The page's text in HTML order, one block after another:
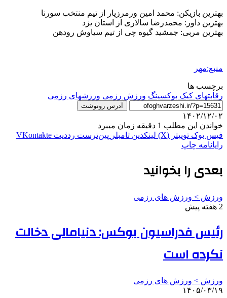
بهترین بازیکن: محمد امین ورمرزیار از تیم منتخب سورنا
بهترین داور: محمدرضا سالاری از استان یزد
بهترین مربی: جمشید گیوه چی از تیم سیاوش رودهن
منبع:مهر
برچسب ها
رقابتهای کیک بوکسینگ ورزش رزمی ورزشهای رزمی
آدرس رونوشت
۱۴۰۲/۱۲/۰۲
خواندن این مطلب 1 دقیقه زمان میبرد
فیس بوک توییتر (X) لینکدین ‫تامبلر ‫پین‌ترست ‫رددیت ‫VKontakte
رایانامه چاپ
بعدی را بخوانید
ورزش > ورزش های رزمی
2 هفته پیش
رئیس فدراسیون بوکس: دنیامالی دخالت
نکرده است
ورزش > ورزش های رزمی
۱۴۰۵/۰۳/۱۹